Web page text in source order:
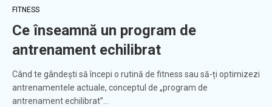
FITNESS
Ce înseamnă un program de
antrenament echilibrat
Când te gândești să începi o rutină de fitness sau să-ți optimizezi
antrenamentele actuale, conceptul de „program de
antrenament echilibrat”…